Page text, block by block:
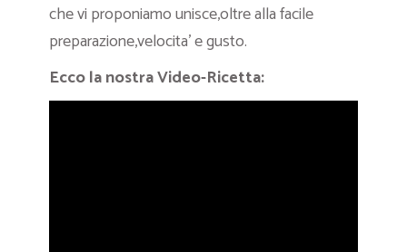
che vi proponiamo unisce,oltre alla facile
preparazione,velocita’ e gusto.
Ecco la nostra Video-Ricetta: